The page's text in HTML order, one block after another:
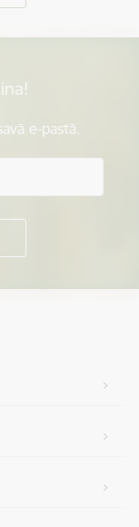
e-pastā.